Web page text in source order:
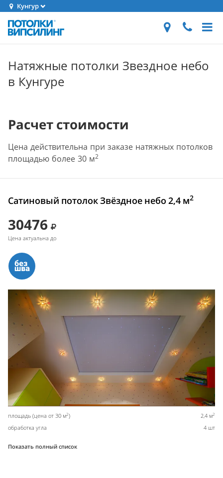
Кунгур
Натяжные потолки Звездное небо
в Кунгуре
Расчет стоимости
Цена действительна при заказе натяжных потолков
площадью более 30 м2
Сатиновый потолок Звёздное небо 2,4 м2
30476
Цена актуальна до
площадь (цена от 30 м2) 2,4 м2
обработка угла 4 шт
Показать полный список